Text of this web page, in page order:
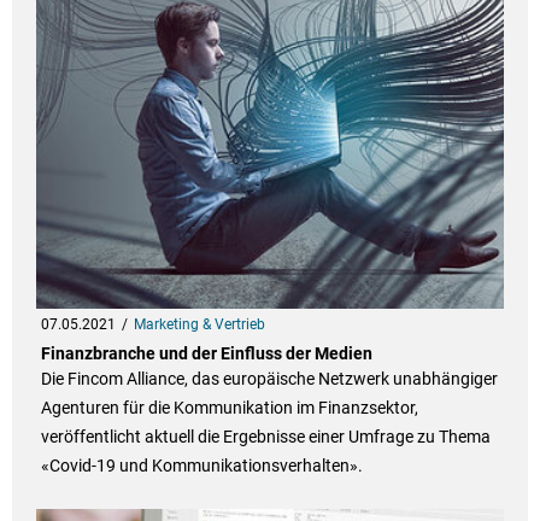
07.05.2021 Marketing & Vertrieb
Finanzbranche und der Einfluss der Medien
Die Fincom Alliance, das europäische Netzwerk unabhängiger
Agenturen für die Kommunikation im Finanzsektor,
veröffentlicht aktuell die Ergebnisse einer Umfrage zu Thema
«Covid-19 und Kommunikationsverhalten».